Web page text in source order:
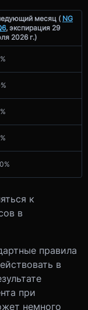
месяц ( NG
, экспирация 29
2026 г.)
к
в
правила
в
при
немного